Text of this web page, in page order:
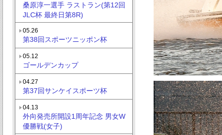
桑原淳一選手 ラストラン(第12回
JLC杯 最終日第8R)
05.26
第38回スポーツニッポン杯
05.12
ゴールデンカップ
04.27
第37回サンケイスポーツ杯
04.13
外向発売所開設1周年記念 男女W
優勝戦(女子)